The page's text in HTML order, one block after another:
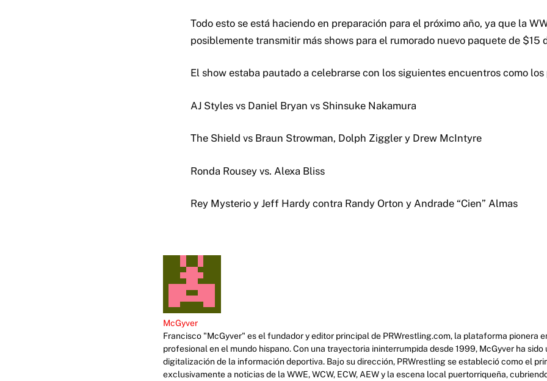
Todo esto se está haciendo en preparación para el próximo año, ya que la
posiblemente transmitir más shows para el rumorado nuevo paquete de $15
El show estaba pautado a celebrarse con los siguientes encuentros como
AJ Styles vs Daniel Bryan vs Shinsuke Nakamura
The Shield vs Braun Strowman, Dolph Ziggler y Drew McIntyre
Ronda Rousey vs. Alexa Bliss
Rey Mysterio y Jeff Hardy contra Randy Orton y Andrade “Cien” Almas
McGyver
Francisco "McGyver" es el fundador y editor principal de PRWrestling.com, la plataforma pionera
profesional en el mundo hispano. Con una trayectoria ininterrumpida desde 1999, McGyver ha
digitalización de la información deportiva. Bajo su dirección, PRWrestling se estableció como el
exclusivamente a noticias de la WWE, WCW, ECW, AEW y la escena local puertorriqueña,